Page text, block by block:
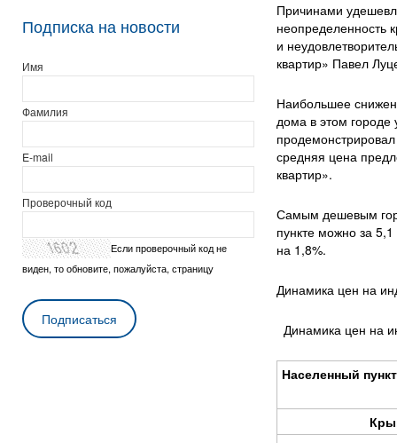
Причинами
неопределенность
и
квартир» Павел
Наибольшее
дома в этом городе
средняя цена
квартир».
Самым дешевым
пункте можно за
на 1,8%.
Динамика цен на
Динамика цен на
Подписка на новости
Имя
Фамилия
E-mail
Проверочный код
Если проверочный код не
виден, то обновите, пожалуйста, страницу